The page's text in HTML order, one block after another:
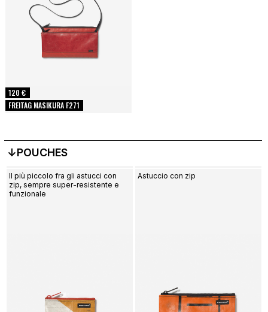
FREITAG MASIKURA F271
120 €
↓POUCHES
Il più piccolo fra gli astucci con
zip, sempre super-resistente e
funzionale
Astuccio con zip